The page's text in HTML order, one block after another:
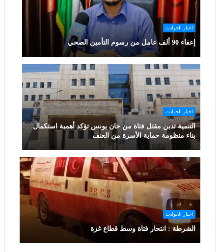
اخبار الحوادث
إعفاء 90 ألف عامل من رسوم التأمين الصحي
اخبار الحوادث
التنمية تدين مقتل فتاة من خان يونس تؤكد أهمية استكمال
بناء منظومة حماية الأسرة من العنف
اخبار الحوادث
الشرطة : انتحار فتاة وسط قطاع غزة